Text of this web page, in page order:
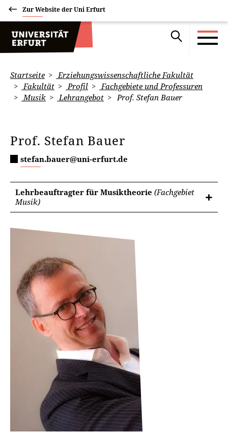
Zur Website der Uni Erfurt
Startseite
Erziehungswissenschaftliche Fakultät
Fakultät
Profil
Fachgebiete und Professuren
Musik
Lehrangebot Prof. Stefan Bauer
Prof. Stefan Bauer
stefan.bauer@uni-erfurt.de
Lehrbeauftragter für Musiktheorie (Fachgebiet
Musik)